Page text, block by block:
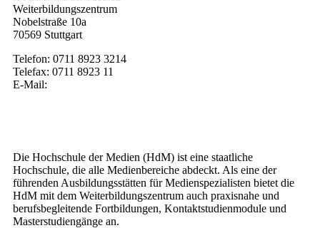
Weiterbildungszentrum
Nobelstraße 10a
70569 Stuttgart
Telefon: 0711 8923 3214
Telefax: 0711 8923 11
E-Mail:
Die Hochschule der Medien (HdM) ist eine staatliche
Hochschule, die alle Medienbereiche abdeckt. Als eine der
führenden Ausbildungsstätten für Medienspezialisten bietet die
HdM mit dem Weiterbildungszentrum auch praxisnahe und
berufsbegleitende Fortbildungen, Kontaktstudienmodule und
Masterstudiengänge an.